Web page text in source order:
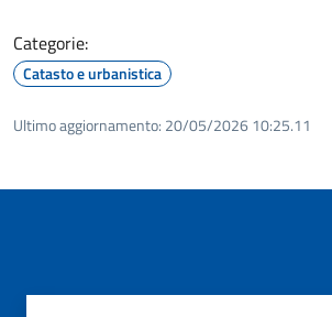
Categorie:
Catasto e urbanistica
Ultimo aggiornamento: 20/05/2026 10:25.11